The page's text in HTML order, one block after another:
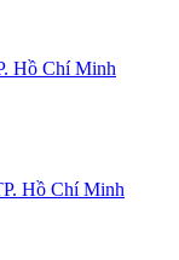
Hồ Chí Minh
Hồ Chí Minh